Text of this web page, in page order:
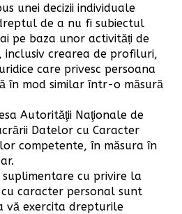
unei decizii individuale
de a nu fi subiectul
pe baza unor activități de
crearea de profiluri,
care privesc persoana
în mod similar într-o măsură
Autorităţii Naţionale de
Datelor cu Caracter
competente, în măsura în
cu privire la
caracter personal sunt
vă exercita drepturile